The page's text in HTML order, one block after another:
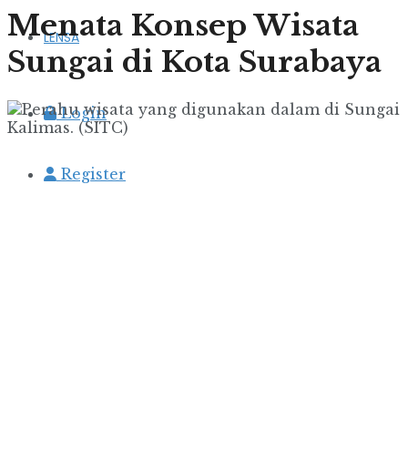
LENSA
Login
Register
Menata Konsep Wisata
Sungai di Kota Surabaya